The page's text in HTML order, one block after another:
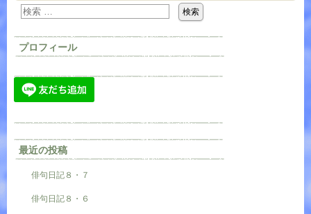
プロフィール
最近の投稿
俳句日記８・７
俳句日記８・６